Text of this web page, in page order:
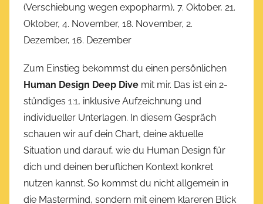
(Verschiebung wegen expopharm), 7. Oktober, 21.
Oktober, 4. November, 18. November, 2.
Dezember, 16. Dezember
Zum Einstieg bekommst du einen persönlichen
Human Design Deep Dive mit mir. Das ist ein 2-
stündiges 1:1, inklusive Aufzeichnung und
individueller Unterlagen. In diesem Gespräch
schauen wir auf dein Chart, deine aktuelle
Situation und darauf, wie du Human Design für
dich und deinen beruflichen Kontext konkret
nutzen kannst. So kommst du nicht allgemein in
die Mastermind, sondern mit einem klareren Blick